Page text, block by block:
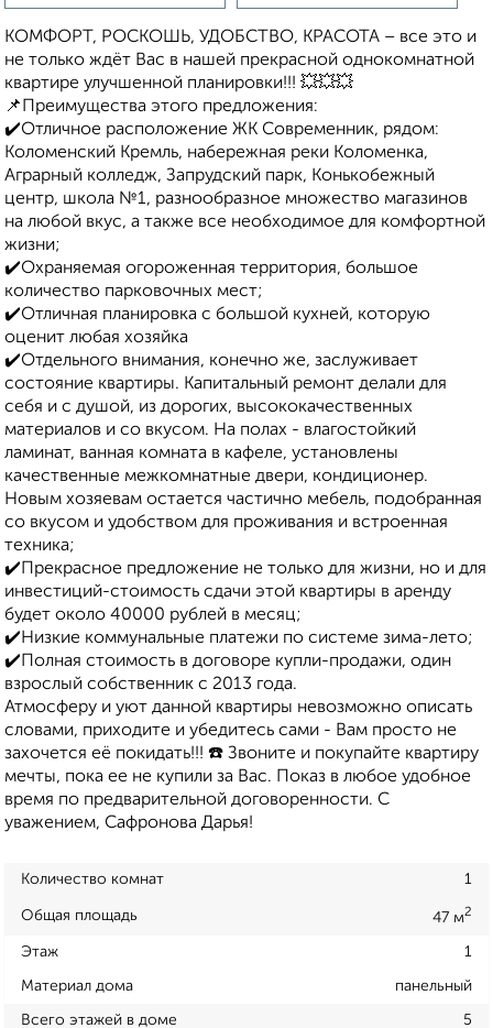
КОМФОРТ, РОСКОШЬ, УДОБСТВО, КРАСОТА – все это и
не только ждёт Вас в нашей прекрасной однокомнатной
квартире улучшенной планировки!!! 💥💥💥
📌Преимущества этого предложения:
✔️Отличное расположение ЖК Современник, рядом:
Коломенский Кремль, набережная реки Коломенка,
Аграрный колледж, Запрудский парк, Конькобежный
центр, школа №1, разнообразное множество магазинов
на любой вкус, а также все необходимое для комфортной
жизни;
✔️Охраняемая огороженная территория, большое
количество парковочных мест;
✔️Отличная планировка с большой кухней, которую
оценит любая хозяйка
✔️Отдельного внимания, конечно же, заслуживает
состояние квартиры. Капитальный ремонт делали для
себя и с душой, из дорогих, высококачественных
материалов и со вкусом. На полах - влагостойкий
ламинат, ванная комната в кафеле, установлены
качественные межкомнатные двери, кондиционер.
Новым хозяевам остается частично мебель, подобранная
со вкусом и удобством для проживания и встроенная
техника;
✔️Прекрасное предложение не только для жизни, но и для
инвестиций-стоимость сдачи этой квартиры в аренду
будет около 40000 рублей в месяц;
✔️Низкие коммунальные платежи по системе зима-лето;
✔️Полная стоимость в договоре купли-продажи, один
взрослый собственник с 2013 года.
Атмосферу и уют данной квартиры невозможно описать
словами, приходите и убедитесь сами - Вам просто не
захочется её покидать!!! ☎️ Звоните и покупайте квартиру
мечты, пока ее не купили за Вас. Показ в любое удобное
время по предварительной договоренности. С
уважением, Сафронова Дарья!
Количество комнат 1
Общая площадь 47 м2
Этаж 1
Материал дома панельный
Всего этажей в доме 5